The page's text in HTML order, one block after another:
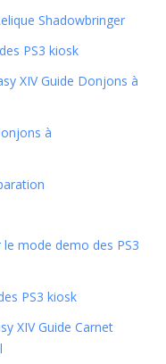
Shadowbringer
PS3 kiosk
XIV Guide Donjons à
à
le mode demo des PS3
PS3 kiosk
XIV Guide Carnet